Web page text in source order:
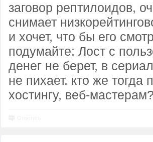
заговор рептилоидов,
снимает
и хочет, что бы его
подумайте: Лост с
денег не берет, в
не пихает. кто же тогда
хостингу, веб-